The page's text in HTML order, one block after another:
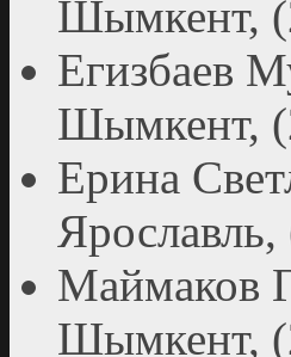
Шымкент,
Егизбаев
Шымкент,
Ерина
Маймаков
Шымкент,